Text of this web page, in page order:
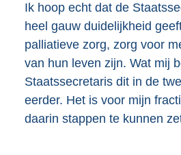
Ik hoop echt dat de
heel gauw duidelijkheid
palliatieve zorg, zorg voor
van hun leven zijn. Wat mij
Staatssecretaris dit in de
eerder. Het is voor mijn
daarin stappen te kunnen